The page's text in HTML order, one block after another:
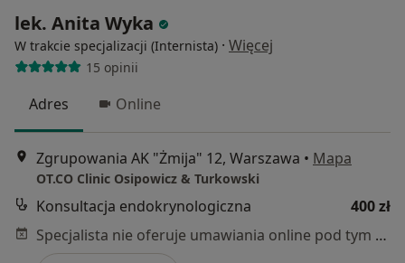
lek. Anita Wyka
W trakcie specjalizacji (Internista) · Więcej
15 opinii
Adres Online
Zgrupowania AK "Żmija" 12, Warszawa • Mapa
OT.CO Clinic Osipowicz & Turkowski
Konsultacja endokrynologiczna
400 zł
Specjalista nie oferuje umawiania online pod tym adresem.